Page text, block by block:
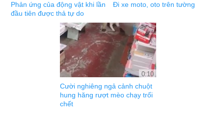
Phản ứng của động vật khi lần
đầu tiên được thả tự do
Đi xe moto, oto trên tường
0:10
Cười nghiêng ngả cảnh chuột
hung hăng rượt mèo chạy trối
chết